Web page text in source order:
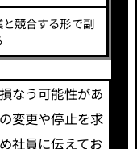
と競合する形で副
なう可能性があ
変更や停止を求
社員に伝えてお